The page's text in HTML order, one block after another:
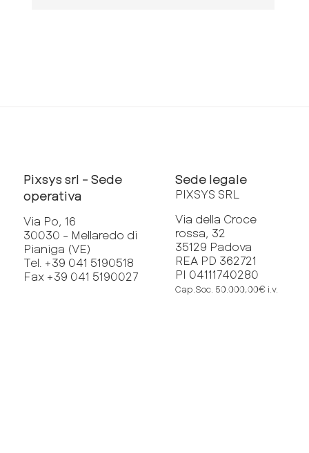
Pixsys srl - Sede
operativa
Via Po, 16
30030 - Mellaredo di
Pianiga (VE)
Tel. +39 041 5190518
Fax +39 041 5190027
Sede legale
PIXSYS SRL
Via della Croce
rossa, 32
35129 Padova
REA PD 362721
PI 04111740280
Cap.Soc. 50.000,00€ i.v.